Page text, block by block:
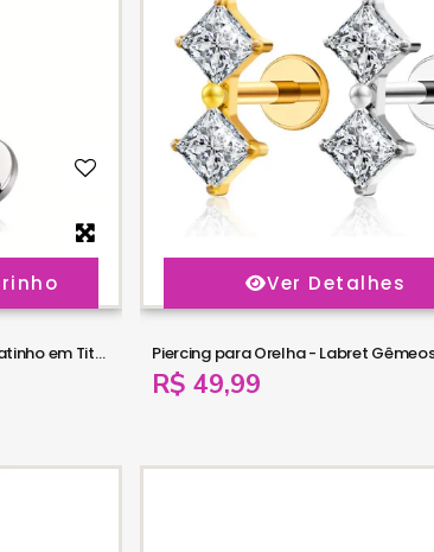
Piercing para Orelha - Labret Gatinho em Titânio com Zircônias Azuis - 6ORE1066
Ver Detalhes
R$ 49,99